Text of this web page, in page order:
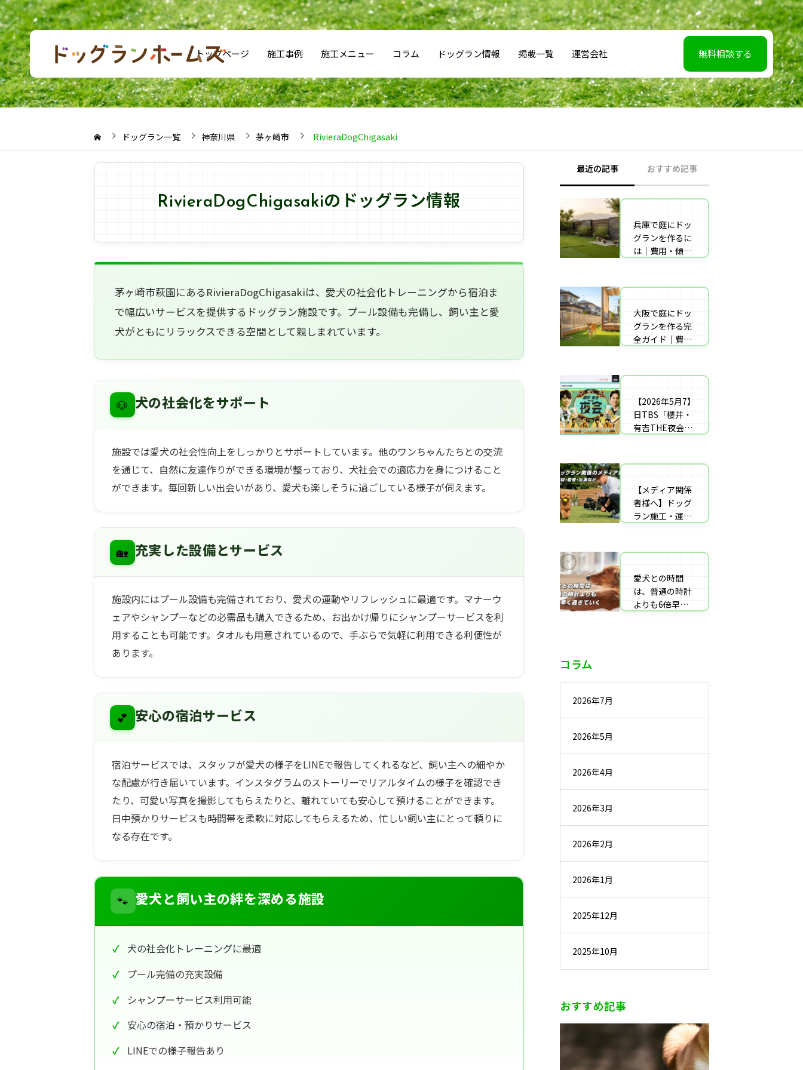
トップページ 施工事例 施工メニュー コラム ドッグラン情報 掲載一覧 運営会社 無料相談する
ドッグラン一覧 神奈川県 茅ヶ崎市 RivieraDogChigasaki
RivieraDogChigasakiのドッグラン情報
茅ヶ崎市萩園にあるRivieraDogChigasakiは、愛犬の社会化トレーニングから宿泊ま
で幅広いサービスを提供するドッグラン施設です。プール設備も完備し、飼い主と愛
犬がともにリラックスできる空間として親しまれています。
🐶 犬の社会化をサポート
施設では愛犬の社会性向上をしっかりとサポートしています。他のワンちゃんたちとの交流
を通じて、自然に友達作りができる環境が整っており、犬社会での適応力を身につけること
ができます。毎回新しい出会いがあり、愛犬も楽しそうに過ごしている様子が伺えます。
🏡 充実した設備とサービス
施設内にはプール設備も完備されており、愛犬の運動やリフレッシュに最適です。マナーウ
ェアやシャンプーなどの必需品も購入できるため、お出かけ帰りにシャンプーサービスを利
用することも可能です。タオルも用意されているので、手ぶらで気軽に利用できる利便性が
あります。
💕 安心の宿泊サービス
宿泊サービスでは、スタッフが愛犬の様子をLINEで報告してくれるなど、飼い主への細やか
な配慮が行き届いています。インスタグラムのストーリーでリアルタイムの様子を確認でき
たり、可愛い写真を撮影してもらえたりと、離れていても安心して預けることができます。
日中預かりサービスも時間帯を柔軟に対応してもらえるため、忙しい飼い主にとって頼りに
なる存在です。
🐾 愛犬と飼い主の絆を深める施設
犬の社会化トレーニングに最適
プール完備の充実設備
シャンプーサービス利用可能
安心の宿泊・預かりサービス
LINEでの様子報告あり
最近の記事 おすすめ記事
兵庫で庭にドッ
グランを作るに
は｜費用・傾斜
戸〜播磨・淡
大阪で庭にドッ
グランを作る完
全ガイド｜費用
【エリア対応】
【2026年5月7】
日TBS「櫻井・
有吉THE夜会」
さんのご実家の
を施工
【メディア関係
者様へ】ドッグ
ラン施工・運営
材・出演・執筆
愛犬との時間
は、普通の時計
よりも6倍早く
【2026年5月7】
日TBS「櫻井・
有吉THE夜会」
さんのご実家の
を施工
庭にドッグラン
をDIY！初心者
でもプロ級に仕
アル
自宅の庭にドッ
グラン計画の完
全ガイド：DIY
デメリット）を
コラム
2026年7月
2026年5月
2026年4月
2026年3月
2026年2月
2026年1月
2025年12月
2025年10月
おすすめ記事